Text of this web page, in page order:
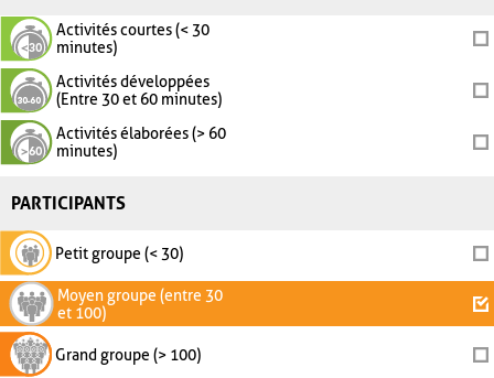
Activités courtes (< 30
minutes)
Activités développées
(Entre 30 et 60 minutes)
Activités élaborées (> 60
minutes)
PARTICIPANTS
Petit groupe (< 30)
Moyen groupe (entre 30
et 100)
Grand groupe (> 100)